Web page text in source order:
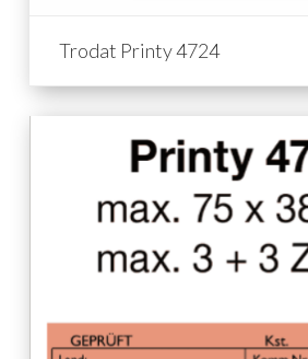
Trodat Printy 4724